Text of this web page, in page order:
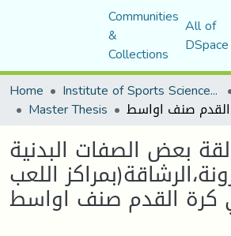
Communities
&
Collections
All of
DSpace
Home
Institute of Sports Sciences and Techniques
Master Thesis
بعض الصفات البدنية
اللعب
كرة القدم صنف اواسط